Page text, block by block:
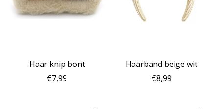
Haar knip bont
€7,99
Haarband beige wit
€8,99